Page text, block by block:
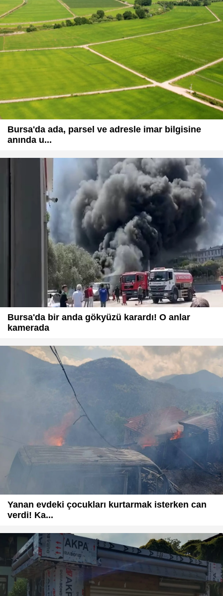
Bursa'da ada, parsel ve adresle imar bilgisine
anında u...
Bursa'da bir anda gökyüzü karardı! O anlar
kamerada
Yanan evdeki çocukları kurtarmak isterken can
verdi! Ka...